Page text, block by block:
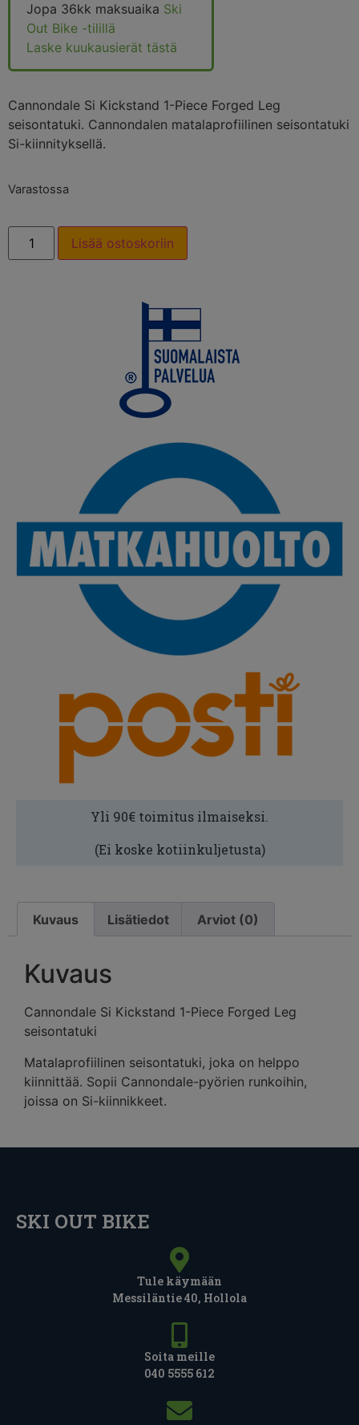
Jopa 36kk maksuaika Ski
Out Bike -tilillä
Laske kuukausierät tästä
Cannondale Si Kickstand 1-Piece Forged Leg
seisontatuki. Cannondalen matalaprofiilinen seisontatuki
Si-kiinnityksellä.
Varastossa
Lisää ostoskoriin
Yli 90€ toimitus ilmaiseksi.
(Ei koske kotiinkuljetusta)
Kuvaus Lisätiedot Arviot (0)
Kuvaus
Cannondale Si Kickstand 1-Piece Forged Leg
seisontatuki
Matalaprofiilinen seisontatuki, joka on helppo
kiinnittää. Sopii Cannondale-pyörien runkoihin,
joissa on Si-kiinnikkeet.
SKI OUT BIKE
Tule käymään
Messiläntie 40, Hollola
Soita meille
040 5555 612